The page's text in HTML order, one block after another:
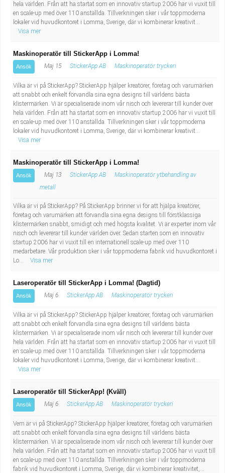
hela världen. Från att ha startat som en innovativ startup 2006 har vi vuxit till
en scale-up med över 110 anställda. Tillverkningen sker i vår toppmoderna
lokaler vid huvudkontoret i Lomma, Sverige, där vi kombinerar kreativit...
Visa mer
Maskinoperatör till StickerApp i Lomma!
Ansök Maj 15 StickerApp AB Maskinoperatör tryckeri
Vilka är vi på StickerApp? StickerApp hjälper kreatörer, företag och varumärken
att snabbt och enkelt förvandla sina egna designs till världens bästa
klistermärken. Vi är specialiserade inom vår nisch och levererar till kunder över
hela världen. Från att ha startat som en innovativ startup 2006 har vi vuxit till
en scale-up med över 110 anställda. Tillverkningen sker i vår toppmoderna
lokaler vid huvudkontoret i Lomma, Sverige, där vi kombinerar kreativit...
Visa mer
Maskinoperatör till StickerApp i Lomma!
Ansök Maj 13 StickerApp AB
Maskinoperatör ytbehandling av
metall
Vilka är vi på StickerApp? På StickerApp brinner vi för att hjälpa kreatörer,
företag och varumärken att förvandla sina egna designs till förstklassiga
klistermärken snabbt, smidigt och med högsta kvalitet. Vi är experter inom vår
nisch och levererar till kunder världen över. Sedan starten som en innovativ
startup 2006 har vi vuxit till en internationell scale-up med över 110
medarbetare. Vår produktion sker i vår toppmoderna fabrik vid huvudkontoret i
Lo...
Visa mer
Laseroperatör till StickerApp i Lomma! (Dagtid)
Ansök Maj 6 StickerApp AB Maskinoperatör tryckeri
Vilka är vi på StickerApp? StickerApp hjälper kreatörer, företag och varumärken
att snabbt och enkelt förvandla sina egna designs till världens bästa
klistermärken. Vi är specialiserade inom vår nisch och levererar till kunder över
hela världen. Från att ha startat som en innovativ startup 2006 har vi vuxit till
en scale-up med över 110 anställda. Tillverkningen sker i vår toppmoderna
lokaler vid huvudkontoret i Lomma, Sverige, där vi kombinerar kreativit...
Visa mer
Laseroperatör till StickerApp! (Kväll)
Ansök Maj 6 StickerApp AB Maskinoperatör tryckeri
Vem är vi på StickerApp? StickerApp hjälper kreatörer, företag och varumärken
att snabbt och enkelt förvandla sina egna designs till världens bästa
klistermärken. Vi är specialiserade inom vår nisch och levererar till kunder över
hela världen. Från att ha startat som en innovativ startup 2006 har vi vuxit till
en scale-up med över 110 anställda. Tillverkningen sker i vår toppmoderna
fabrik vid huvudkontoret i Lomma, Sverige, där vi kombinerar kreativitet,...